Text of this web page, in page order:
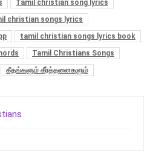
Tamil christian song lyrics
christian songs lyrics
tamil christian songs lyrics book
Tamil Christians Songs
கீதங்களும் கீர்த்தனைகளும்